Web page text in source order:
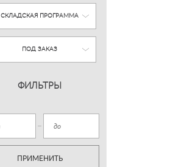
СКЛАДСКАЯ ПРОГРАММА
ПОД ЗАКАЗ
ФИЛЬТРЫ
ПРИМЕНИТЬ